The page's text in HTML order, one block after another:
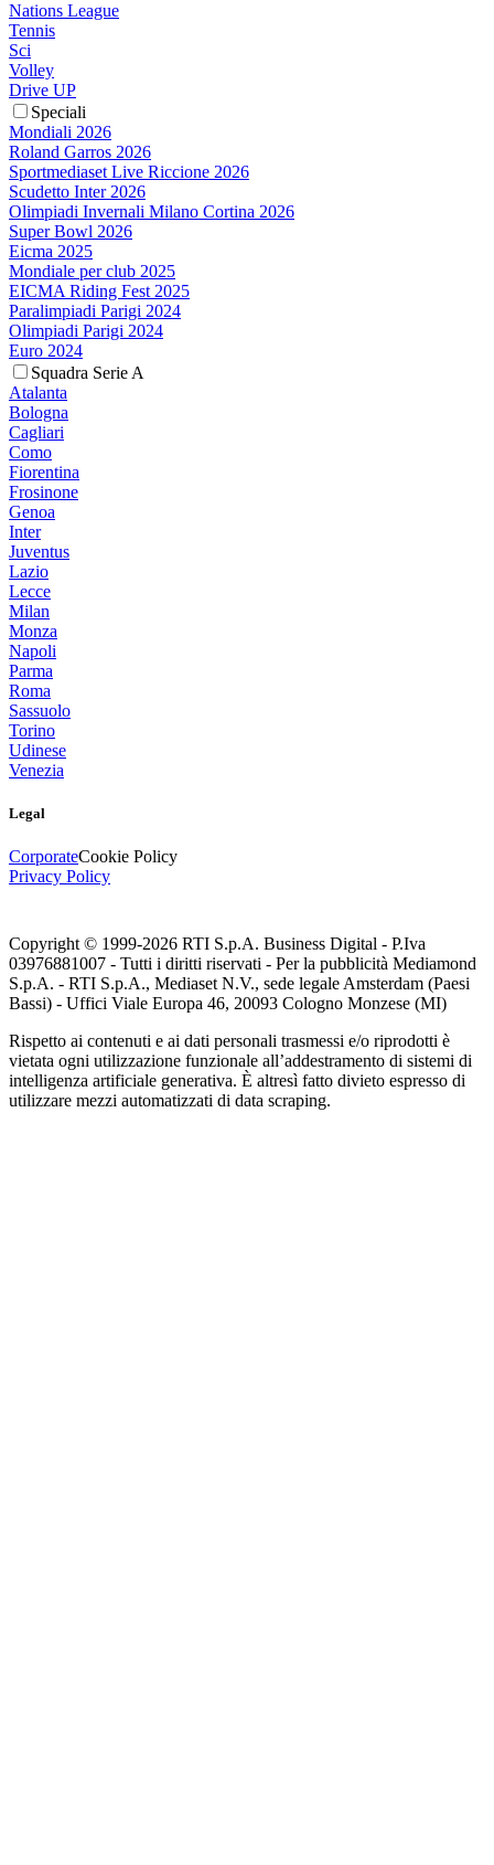
Nations League
Tennis
Sci
Volley
Drive UP
Speciali
Mondiali 2026
Roland Garros 2026
Sportmediaset Live Riccione 2026
Scudetto Inter 2026
Olimpiadi Invernali Milano Cortina 2026
Super Bowl 2026
Eicma 2025
Mondiale per club 2025
EICMA Riding Fest 2025
Paralimpiadi Parigi 2024
Olimpiadi Parigi 2024
Euro 2024
Squadra Serie A
Atalanta
Bologna
Cagliari
Como
Fiorentina
Frosinone
Genoa
Inter
Juventus
Lazio
Lecce
Milan
Monza
Napoli
Parma
Roma
Sassuolo
Torino
Udinese
Venezia
Legal
CorporateCookie Policy
Privacy Policy
Copyright © 1999-2026 RTI S.p.A. Business Digital - P.Iva
03976881007 - Tutti i diritti riservati - Per la pubblicità Mediamond
S.p.A. - RTI S.p.A., Mediaset N.V., sede legale Amsterdam (Paesi
Bassi) - Uffici Viale Europa 46, 20093 Cologno Monzese (MI)
Rispetto ai contenuti e ai dati personali trasmessi e/o riprodotti è
vietata ogni utilizzazione funzionale all’addestramento di sistemi di
intelligenza artificiale generativa. È altresì fatto divieto espresso di
utilizzare mezzi automatizzati di data scraping.